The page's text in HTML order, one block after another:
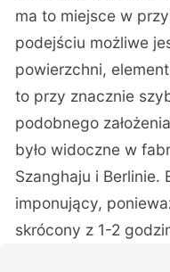
ma to miejsce w
podejściu możliwe
powierzchni,
to przy znacznie
podobnego
było widoczne w
Szanghaju i Berlinie.
imponujący,
skrócony z 1-2